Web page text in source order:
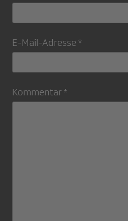
E-Mail-Adresse *
Kommentar *